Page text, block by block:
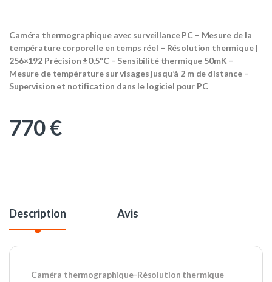
Caméra thermographique avec surveillance PC – Mesure de la
température corporelle en temps réel – Résolution thermique |
256×192 Précision ±0,5ºC – Sensibilité thermique 50mK –
Mesure de température sur visages jusqu’à 2 m de distance –
Supervision et notification dans le logiciel pour PC
770€
Description Avis
Caméra thermographique-Résolution thermique